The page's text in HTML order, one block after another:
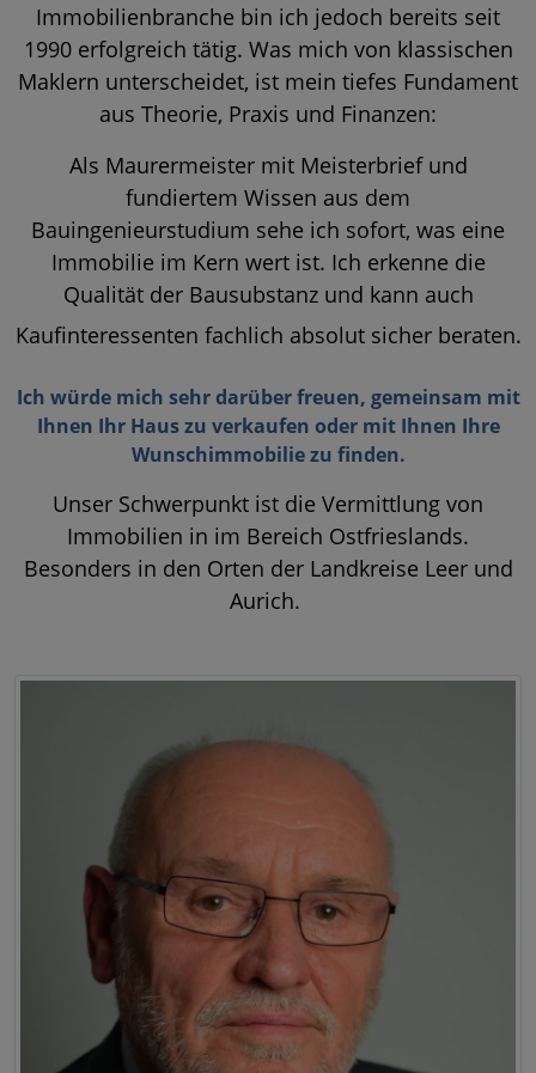
Immobilienbranche bin ich jedoch bereits seit
1990 erfolgreich tätig. Was mich von klassischen
Maklern unterscheidet, ist mein tiefes Fundament
aus Theorie, Praxis und Finanzen:
Als Maurermeister mit Meisterbrief und
fundiertem Wissen aus dem
Bauingenieurstudium sehe ich sofort, was eine
Immobilie im Kern wert ist. Ich erkenne die
Qualität der Bausubstanz und kann auch
Kaufinteressenten fachlich absolut sicher beraten.
Ich würde mich sehr darüber freuen, gemeinsam mit
Ihnen Ihr Haus zu verkaufen oder mit Ihnen Ihre
Wunschimmobilie zu finden.
Unser Schwerpunkt ist die Vermittlung von
Immobilien in im Bereich Ostfrieslands.
Besonders in den Orten der Landkreise Leer und
Aurich.